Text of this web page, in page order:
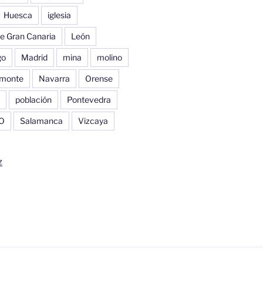
Huesca iglesia
Gran Canaria León
Madrid mina molino
monte Navarra Orense
población Pontevedra
Salamanca Vizcaya